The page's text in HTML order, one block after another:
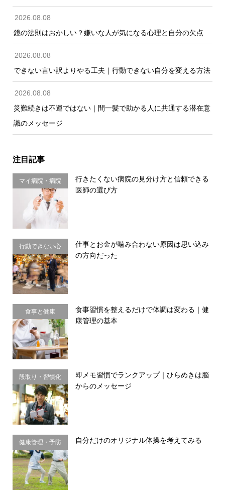
2026.08.08
鏡の法則はおかしい？嫌いな人が気になる心理と自分の欠点
2026.08.08
できない言い訳よりやる工夫｜行動できない自分を変える方法
2026.08.08
災難続きは不運ではない｜間一髪で助かる人に共通する潜在意
識のメッセージ
注目記事
マイ病院・病院
選び
行きたくない病院の見分け方と信頼できる
医師の選び方
行動できない心
理・思い込み
仕事とお金が噛み合わない原因は思い込み
の方向だった
食事と健康
食事習慣を整えるだけで体調は変わる｜健
康管理の基本
段取り・習慣化
即メモ習慣でランクアップ｜ひらめきは脳
からのメッセージ
健康管理・予防
習慣
自分だけのオリジナル体操を考えてみる